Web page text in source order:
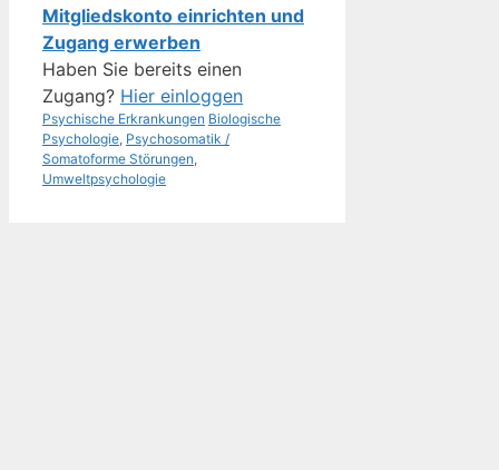
Mitgliedskonto einrichten und
Zugang erwerben
Haben Sie bereits einen
Zugang? Hier einloggen
Kategorien
Psychische Erkrankungen Schlagwörter
Biologische
Psychologie Psychosomatik /
Somatoforme Störungen
Umweltpsychologie